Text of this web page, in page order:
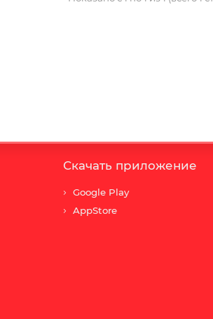
Скачать приложение
Google Play
AppStore